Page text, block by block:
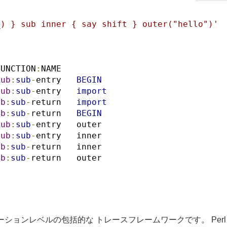
} sub inner { say shift } outer("hello")'
: NAME
: sub- entry BEGIN
: sub- entry
import
: sub- return
import
: sub- return BEGIN
: sub- entry   outer
: sub- entry   inner
: sub- return   inner
: sub- return   outer
ョンレベルの包括的な トレースフレームワークです。